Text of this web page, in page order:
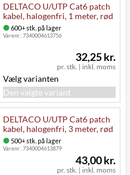
DELTACO U/UTP Cat6 patch
kabel, halogenfri, 1 meter, rød
600+ stk. på lager
Varenr.:7340004613756
pr. stk. | inkl. moms
32,25 kr.
Vælg varianten
Den valgte variant
DELTACO U/UTP Cat6 patch
kabel, halogenfri, 3 meter, rød
500+ stk. på lager
Varenr.:7340004613879
pr. stk. | inkl. moms
43,00 kr.